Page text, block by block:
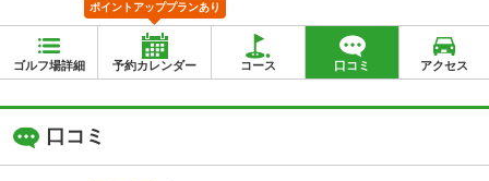
ゴルフ場詳細 予約カレンダー
ポイントアッププランあり
コース 口コミ アクセス
口コミ